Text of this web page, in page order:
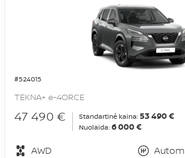
#524015
TEKNA+ e-4ORCE
47 490 € Standartinė kaina: 53 490 €
Nuolaida: 6 000 €
AWD